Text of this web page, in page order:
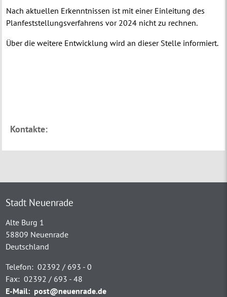
Nach aktuellen Erkenntnissen ist mit einer Einleitung des
Planfeststellungsverfahrens vor 2024 nicht zu rechnen.
Über die weitere Entwicklung wird an dieser Stelle informiert.
Kontakte:
Stadt Neuenrade
Alte Burg 1
58809 Neuenrade
Deutschland
Telefon: 02392 / 693 - 0
Fax: 02392 / 693 - 48
E-Mail: post@neuenrade.de